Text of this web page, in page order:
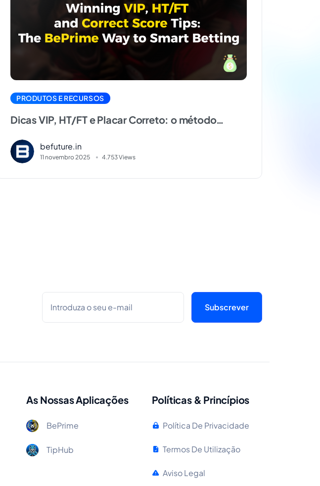
PRODUTOS E RECURSOS
Dicas VIP, HT/FT e Placar Correto: o método
befuture.in
11 novembro 2025 4.753 Views
As Nossas Aplicações
BePrime
TipHub
Políticas & Princípios
Política De Privacidade
Termos De Utilização
Aviso Legal